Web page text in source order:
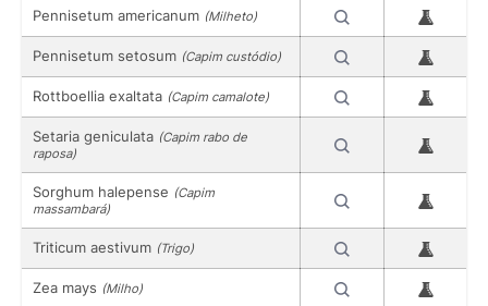
Pennisetum americanum (Milheto)
Pennisetum setosum (Capim custódio)
Rottboellia exaltata (Capim camalote)
Setaria geniculata (Capim rabo de
raposa)
Sorghum halepense (Capim
massambará)
Triticum aestivum (Trigo)
Zea mays (Milho)